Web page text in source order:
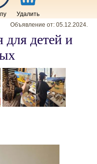
Удалить
Объявление от: 05.12.2024.
для детей и